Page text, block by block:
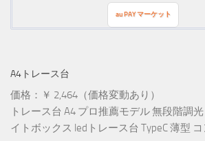
au PAY マーケット
A4トレース台
価格：￥ 2,464（価格変動あり）
トレース台 A4 プロ推薦モデル 無段階調
イトボックス ledトレース台 TypeC 薄型